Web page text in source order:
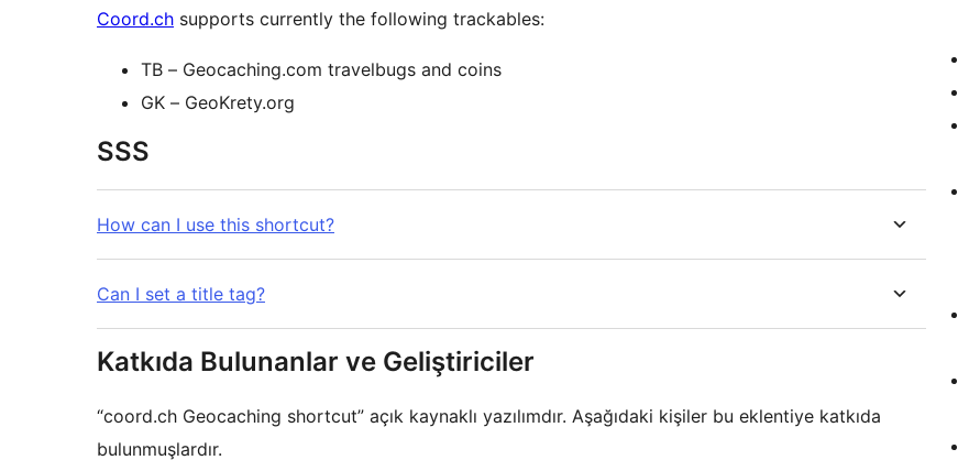
Coord.ch supports currently the following trackables:
TB – Geocaching.com travelbugs and coins
GK – GeoKrety.org
SSS
How can I use this shortcut?
Can I set a title tag?
Katkıda Bulunanlar ve Geliştiriciler
“coord.ch Geocaching shortcut” açık kaynaklı yazılımdır. Aşağıdaki kişiler bu eklentiye katkıda
bulunmuşlardır.